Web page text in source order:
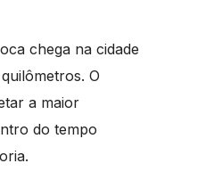
chega na cidade
O
a maior
do tempo